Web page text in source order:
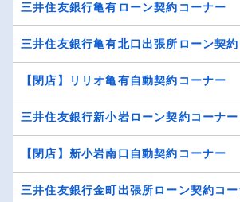
三井住友銀行亀有ローン契約コーナー
三井住友銀行亀有北口出張所ローン契
【閉店】リリオ亀有自動契約コーナー
三井住友銀行新小岩ローン契約コーナー
【閉店】新小岩南口自動契約コーナー
三井住友銀行金町出張所ローン契約コ